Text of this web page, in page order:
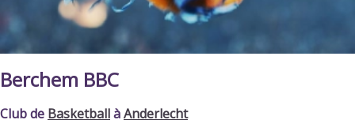
Berchem BBC
Club de BasketballàAnderlecht